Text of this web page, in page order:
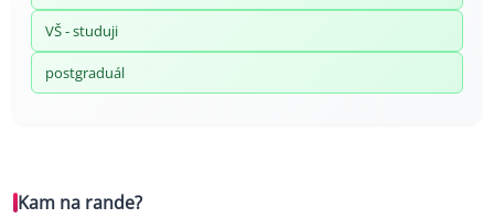
VŠ - studuji
postgraduál
Kam na rande?